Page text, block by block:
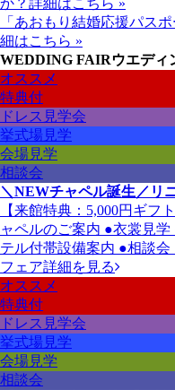
か？ 詳細はこちら »
「あおもり結婚応援パス
細はこちら »
WEDDING FAIRウエディ
オススメ
特典付
ドレス見学会
挙式場見学
会場見学
相談会
＼NEWチャペル誕生／リ
【来館特典：5,000円ギフ
ャペルのご案内 ●衣裳見
テル付帯設備案内 ●相談会
フェア詳細を見る
オススメ
特典付
ドレス見学会
挙式場見学
会場見学
相談会